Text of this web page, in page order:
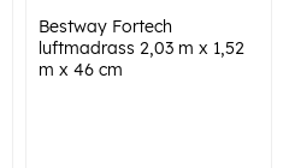
Bestway Fortech
luftmadrass 2,03 m x 1,52
m x 46 cm